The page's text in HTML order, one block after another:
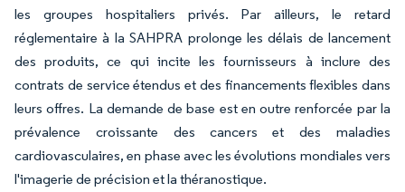
les groupes hospitaliers privés. Par ailleurs, le retard
réglementaire à la SAHPRA prolonge les délais de lancement
des produits, ce qui incite les fournisseurs à inclure des
contrats de service étendus et des financements flexibles dans
leurs offres. La demande de base est en outre renforcée par la
prévalence croissante des cancers et des maladies
cardiovasculaires, en phase avec les évolutions mondiales vers
l'imagerie de précision et la théranostique.